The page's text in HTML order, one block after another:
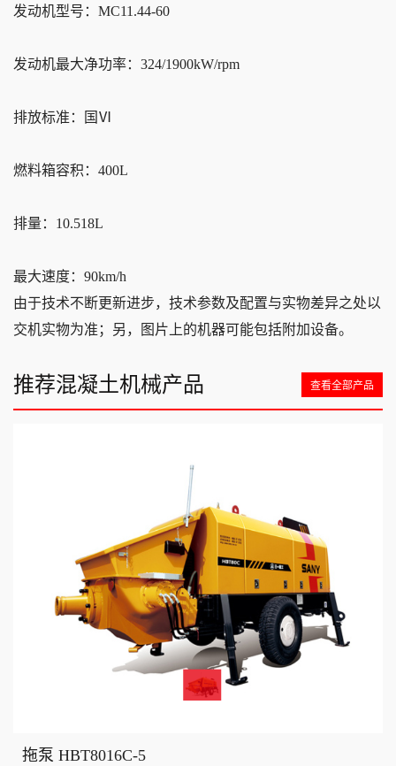
发动机型号：MC11.44-60
发动机最大净功率：324/1900kW/rpm
排放标准：国Ⅵ
燃料箱容积：400L
排量：10.518L
最大速度：90km/h
由于技术不断更新进步，技术参数及配置与实物差异之处以
交机实物为准；另，图片上的机器可能包括附加设备。
推荐混凝土机械产品 查看全部产品
拖泵 HBT8016C-5